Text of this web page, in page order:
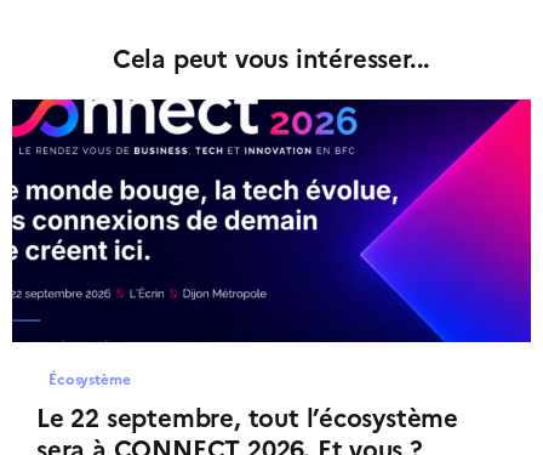
Cela peut vous intéresser...
Écosystème
Le 22 septembre, tout l’écosystème